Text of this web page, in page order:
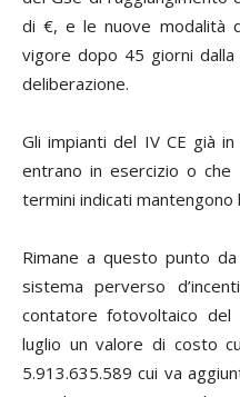
di €, e le nuove modalità
vigore dopo 45 giorni
deliberazione.
Gli impianti del IV CE già
entrano in esercizio o
termini indicati mantengono
Rimane a questo punto
sistema perverso
contatore fotovoltaico
luglio un valore di costo
5.913.635.589 cui va